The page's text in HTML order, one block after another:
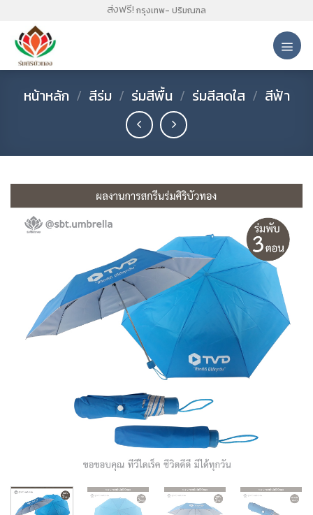
content
ส่งฟรี! กรุงเทพ- ปริมณฑล
หน้าหลัก / สีร่ม / ร่มสีพื้น / ร่มสีสดใส / สีฟ้า